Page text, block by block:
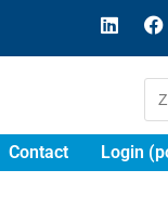
Contact Login